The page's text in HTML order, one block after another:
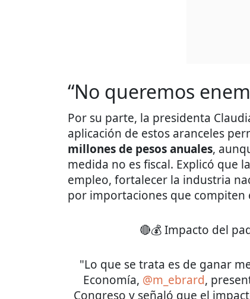
“No queremos
Por su parte, la presidenta
aplicación de estos aranceles
millones de pesos anuales,
medida no es fiscal. Explicó que
empleo, fortalecer la industria
por importaciones que compiten
🔴💰 Impacto del
"Lo que se trata es de ganar
Economía, @m_ebrard,
Congreso y señaló que el